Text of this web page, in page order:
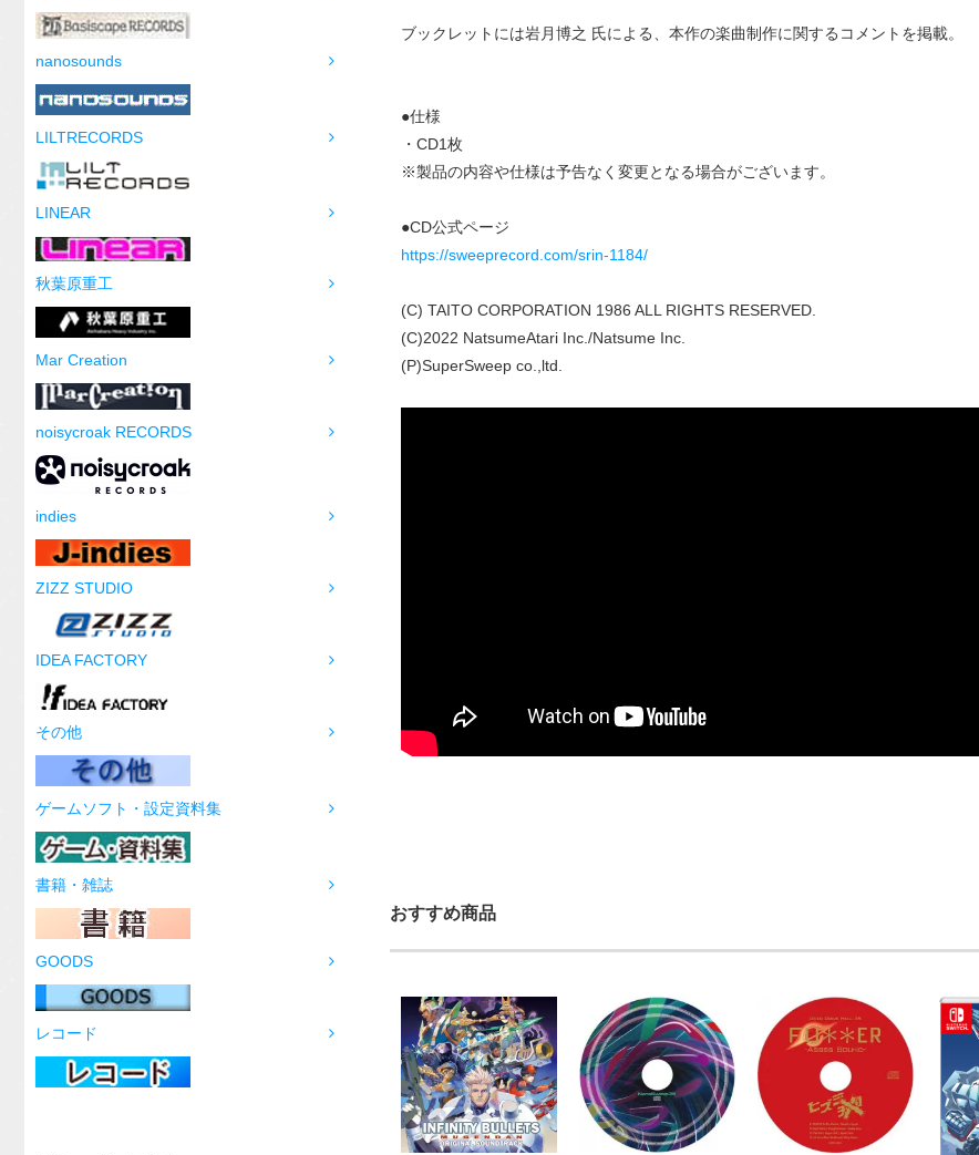
nanosounds
LILTRECORDS
LINEAR
秋葉原重工
Mar Creation
noisycroak RECORDS
indies
ZIZZ STUDIO
IDEA FACTORY
その他
ゲームソフト・設定資料集
書籍・雑誌
GOODS
レコード
ブックレットには岩月博之 氏による、本作の楽曲制作に関するコメントを掲載。
●仕様
・CD1枚
※製品の内容や仕様は予告なく変更となる場合がございます。
●CD公式ページ
https://sweeprecord.com/srin-1184/
(C) TAITO CORPORATION 1986 ALL RIGHTS RESERVED.
(C)2022 NatsumeAtari Inc./Natsume Inc.
(P)SuperSweep co.,ltd.
おすすめ商品